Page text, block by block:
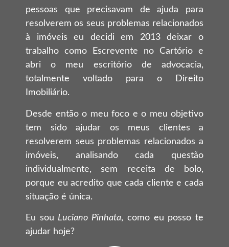
pessoas que precisavam de ajuda para
resolverem os seus problemas relacionados
à imóveis eu decidi em 2013 deixar o
trabalho como Escrevente no Cartório e
abri o meu escritório de advocacia,
totalmente voltado para o Direito
Imobiliário.
Desde então o meu foco e o meu objetivo
tem sido ajudar os meus clientes a
resolverem seus problemas relacionados a
imóveis, analisando cada questão
individualmente, sem receita de bolo,
porque eu acredito que cada cliente e cada
situação é única.
Eu sou Luciano Pinhata, como eu posso te
ajudar hoje?